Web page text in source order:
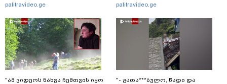
palitravideo.ge
"ამ ვიდეოს ნახვა ჩემთვის იყო
palitravideo.ge
"- გათა***ბულო, წადი და